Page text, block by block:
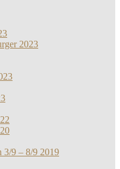
2023
3/9 – 8/9 2019